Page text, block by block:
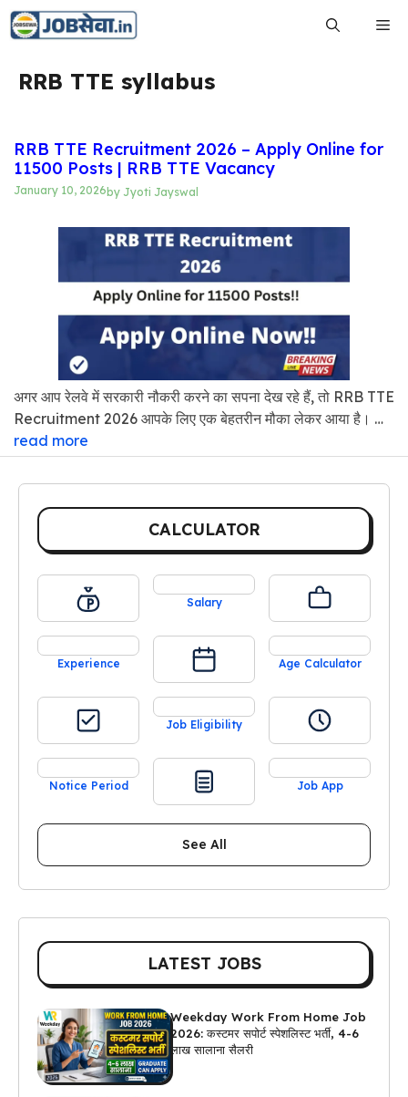
Skip
RRB TTE syllabus
RRB TTE Recruitment 2026 – Apply Online for
11500 Posts | RRB TTE Vacancy
January 10, 2026 by Jyoti Jayswal
अगर आप रेलवे में सरकारी नौकरी करने का सपना देख रहे हैं, तो RRB TTE
Recruitment 2026 आपके लिए एक बेहतरीन मौका लेकर आया है। …
read more
CALCULATOR
Salary
Experience Age Calculator
Job Eligibility
Notice Period Job App
See All
LATEST JOBS
Weekday Work From Home Job
2026: कस्टमर सपोर्ट स्पेशलिस्ट भर्ती, 4-6
लाख सालाना सैलरी